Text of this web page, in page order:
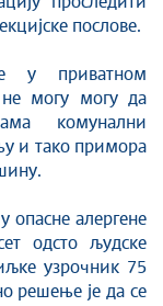
послове.
у приватном
не могу могу да
комунални
и тако примора
опасне алергене
одсто људске
узрочник 75
решење је да се